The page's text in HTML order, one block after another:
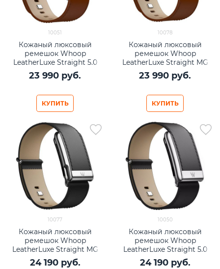
10051
Кожаный люксовый
ремешок Whoop
LeatherLuxe Straight 5.0
Chestnut/Cream with
Titanium
23 990 руб.
КУПИТЬ
10078
Кожаный люксовый
ремешок Whoop
LeatherLuxe Straight MG
Chestnut/Cream with
Titanium
23 990 руб.
КУПИТЬ
10077
Кожаный люксовый
ремешок Whoop
LeatherLuxe Straight MG
Black/Cream with Titanium
24 190 руб.
10050
Кожаный люксовый
ремешок Whoop
LeatherLuxe Straight 5.0
Black/Cream with Titanium
24 190 руб.